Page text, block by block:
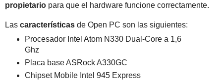
propietario para que el hardware funcione correctamente.
Las características de Open PC son las siguientes:
Procesador Intel Atom N330 Dual-Core a 1,6
Ghz
Placa base ASRock A330GC
Chipset Mobile Intel 945 Express